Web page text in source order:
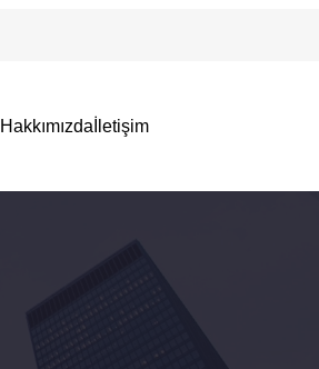
Hakkımızda İletişim